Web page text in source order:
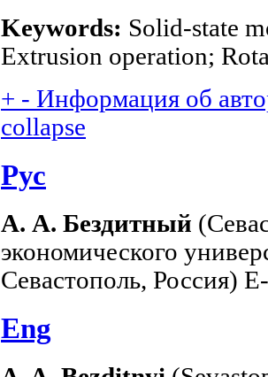
Keywords: Solid-state
Extrusion operation;
+ - Информация об
collapse
Рус
А. А. Бездитный
экономического
Севастополь, Россия)
Eng